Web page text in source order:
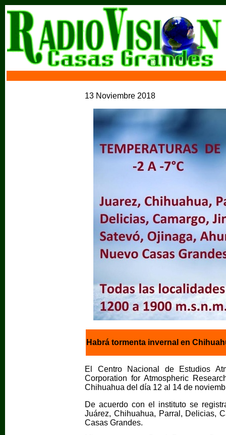
13 Noviembre 2018
Habrá tormenta invernal en
El Centro Nacional de Estudios
Corporation for Atmospheric
Chihuahua del día 12 al 14 de
De acuerdo con el instituto se
Juárez, Chihuahua, Parral, Delicias,
Casas Grandes.